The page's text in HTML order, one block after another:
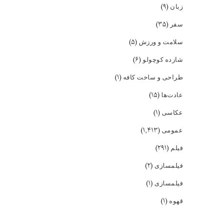
زبان (۹)
سفر (۳۵)
سلامت و ورزش (۵)
شازده کوچولو(۶)
طراحی و ساخت کافه (۱)
عادت‌ها (۱۵)
عکاسی (۱)
عمومی (۱,۴۱۳)
فیلم (۲۹۱)
فیلمسازی (۲)
فیلمسازی (۱)
قهوه (۱)